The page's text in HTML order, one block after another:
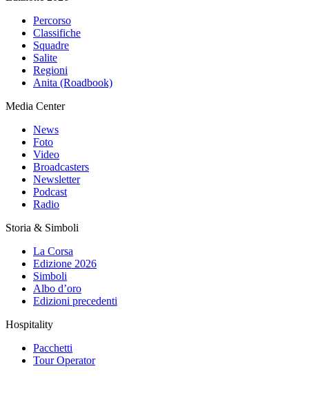
Percorso
Classifiche
Squadre
Salite
Regioni
Anita (Roadbook)
Media Center
News
Foto
Video
Broadcasters
Newsletter
Podcast
Radio
Storia & Simboli
La Corsa
Edizione 2026
Simboli
Albo d’oro
Edizioni precedenti
Hospitality
Pacchetti
Tour Operator